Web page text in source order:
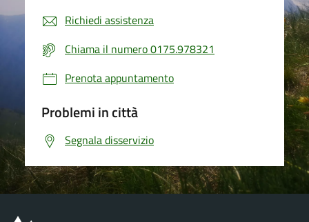
Richiedi assistenza
Chiama il numero 0175.978321
Prenota appuntamento
Problemi in città
Segnala disservizio